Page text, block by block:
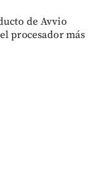
de Avvio
procesador más